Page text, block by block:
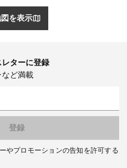
を表示
ターに登録
ど満載
やプロモーションの告知を許可する